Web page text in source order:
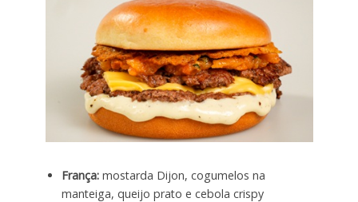
França:mostarda Dijon, cogumelos na
manteiga, queijo prato e cebola crispy